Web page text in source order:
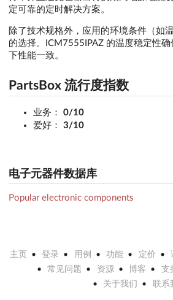
定可靠的定时解决方案。
除了技术规格外，应用的环境条件（如
的选择。ICM7555IPAZ 的温度稳定性
下性能一致。
PartsBox 流行度指数
业务：
0/10
爱好：
3/10
电子元器件数据库
Popular electronic components
主页 登录 用例 功能 定价
常见问题
资源 博客 支
关于我们
联系